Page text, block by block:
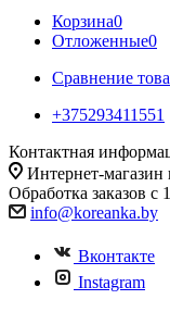
Корзина0
Отложенные0
Сравнение
+375293411551
Контактная
Интернет-магазин
Обработка заказов с
info@koreanka.by
Вконтакте
Instagram